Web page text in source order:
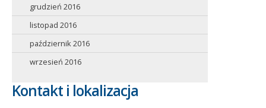
grudzień 2016
listopad 2016
październik 2016
wrzesień 2016
Kontakt i lokalizacja